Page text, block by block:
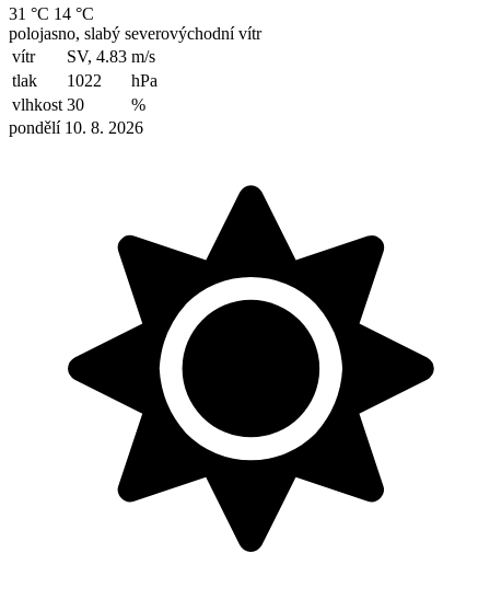
31 °C 14 °C
polojasno, slabý severovýchodní vítr
vítr
SV, 4.83 m/s
tlak
1022
hPa
vlhkost 30
%
pondělí 10. 8. 2026